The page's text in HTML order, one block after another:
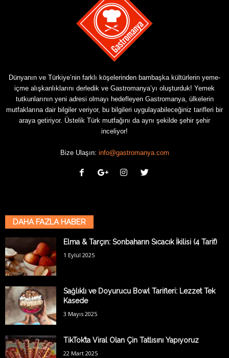
Dünyanın ve Türkiye’nin farklı köşelerinden bambaşka kültürlerin yeme-
içme alışkanlıklarını derledik ve Gastromanya’yı oluşturduk! Yemek
tutkunlarının yeni adresi olmayı hedefleyen Gastromanya, ülkelerin
mutfaklarına dair bilgiler veriyor, bu bilgileri uygulayabileceğiniz tarifleri bir
araya getiriyor. Üstelik Türk mutfağını da aynı şekilde şehir şehir
inceliyor!
Bize Ulaşın: info@gastromanya.com
DAHA FAZLA HABER
Elma & Tarçın: Sonbaharın Sıcacık İkilisi (4 Tarif)
1 Eylül 2025
Sağlıklı ve Doyurucu Bowl Tarifleri: Lezzet Tek
Kasede
3 Mayıs 2025
TikTok’ta Viral Olan Çin Tatlısını Yapıyoruz
22 Mart 2025